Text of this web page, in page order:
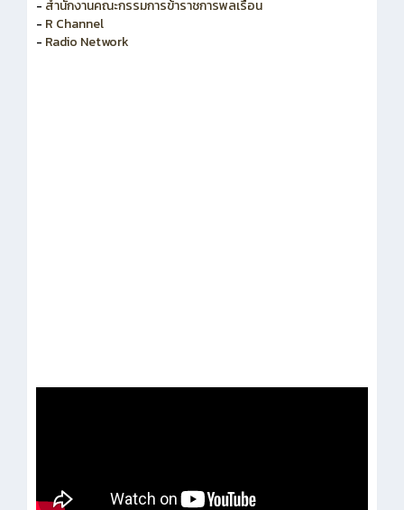
- สำนักงานคณะกรรมการพัฒนาระบบราชการ
- สำนักงานคณะกรรมการข้าราชการพลเรือน
- R Channel